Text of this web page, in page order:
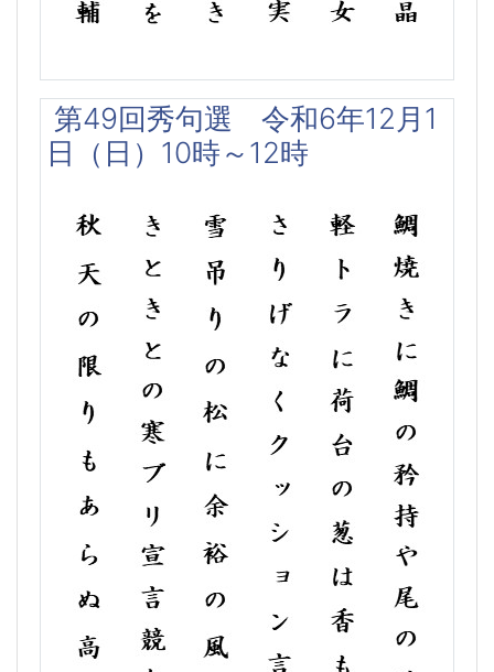
第49回秀句選 令和6年12月1
日（日）10時～12時